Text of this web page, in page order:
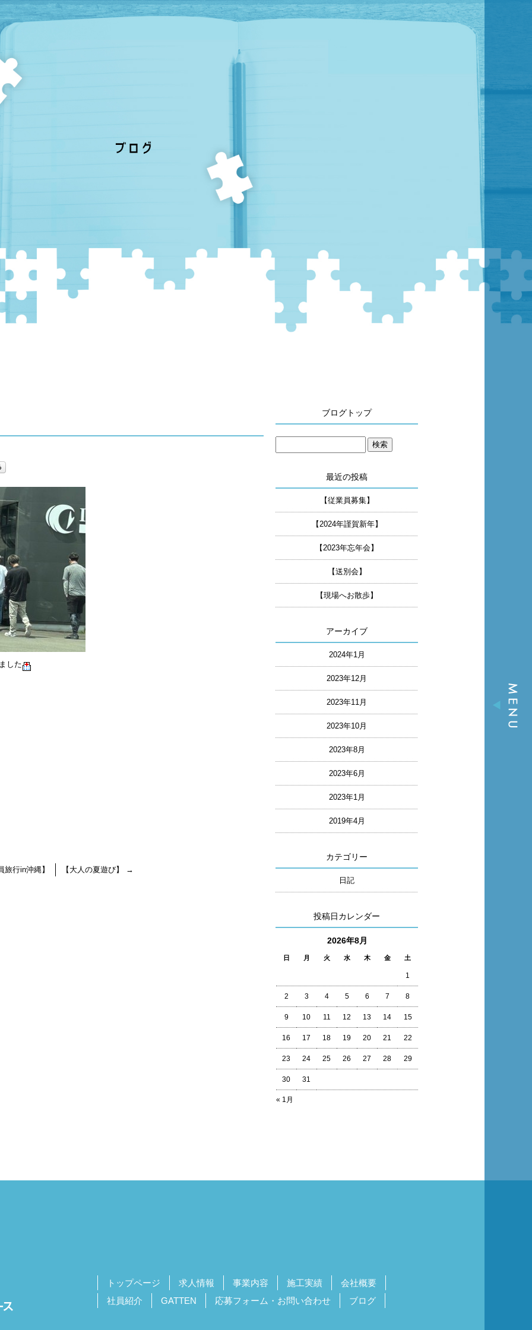
した
行in沖縄】 【大人の夏遊び】 →
ブログトップ
最近の投稿
【従業員募集】
【2024年謹賀新年】
【2023年忘年会】
【送別会】
【現場へお散歩】
アーカイブ
2024年1月
2023年12月
2023年11月
2023年10月
2023年8月
2023年6月
2023年1月
2019年4月
カテゴリー
日記
投稿日カレンダー
2026年8月
日 月 火 水 木 金 土
« 1月
1
2 3 4 5 6 7 8
9 10 11 12 13 14 15
16 17 18 19 20 21 22
23 24 25 26 27 28 29
30 31
トップページ 求人情報 事業内容 施工実績
会社概要
社員紹介
GATTEN 応募フォーム・お問い合わせ ブログ